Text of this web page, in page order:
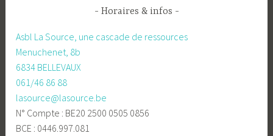
Horaires & infos
Asbl La Source, une cascade de ressources
Menuchenet, 8b
6834 BELLEVAUX
061/46 86 88
lasource@lasource.be
N° Compte : BE20 2500 0505 0856
BCE : 0446.997.081